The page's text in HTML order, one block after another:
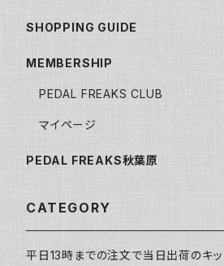
SHOPPING GUIDE
MEMBERSHIP
PEDAL FREAKS CLUB
マイページ
PEDAL FREAKS秋葉原
CATEGORY
平日13時までの注文で当日出荷のキッ